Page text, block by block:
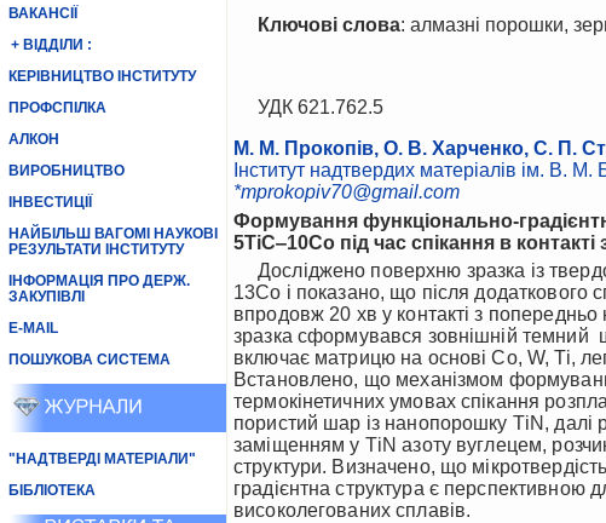
ВАКАНСІЇ
+ ВІДДІЛИ :
КЕРІВНИЦТВО ІНСТИТУТУ
ПРОФСПІЛКА
АЛКОН
ВИРОБНИЦТВО
ІНВЕСТИЦІЇ
НАЙБІЛЬШ ВАГОМІ НАУКОВІ
РЕЗУЛЬТАТИ ІНСТИТУТУ
ІНФОРМАЦІЯ ПРО ДЕРЖ.
ЗАКУПІВЛІ
E-MAIL
ПОШУКОВА СИСТЕМА
"НАДТВЕРДІ МАТЕРІАЛИ"
БІБЛІОТЕКА
Ключові слова: алмазні порошки,
УДК 621.762.5
М. М. Прокопів, О. В. Харченко, С. П.
Інститут надтвердих матеріалів ім. В.
*mprokopiv70@gmail.com
Формування функціонально-
5TiC‒10Co під час спікання в
Досліджено поверхню зразка із твердого сплаву WC–5TiC–10Co марки Т5К10 з поверхневим градієнтним шаром WC‒
13Со і показано, що після додаткового
впродовж 20 хв у контакті з
зразка сформувався зовнішній темний
включає матрицю на основі Co, W, Ti,
Встановлено, що механізмом
термокінетичних умовах спікання
пористий шар із нанопорошку ТіN, далі
заміщенням у ТіN азоту вуглецем,
структури. Визначено, що
градієнтна структура є перспективною
високолегованих сплавів.